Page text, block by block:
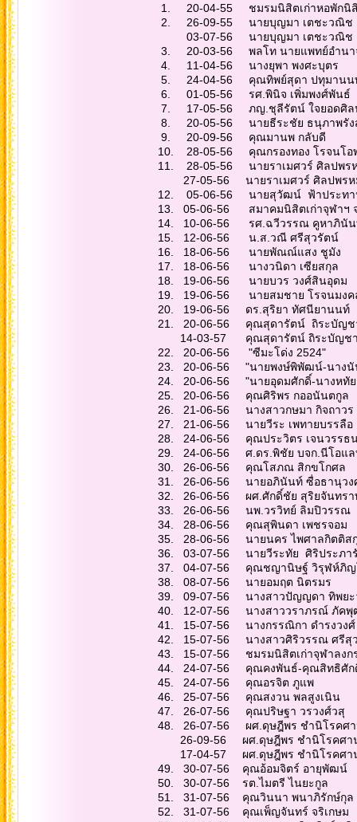
1. 20-04-55 ชมรมนิสิตเก่าห
2. 26-09-55 นายบุ
03-07-56 นายบุญ
3. 20-03-56 พลโท
4. 11-04-56 นาง
5. 24-04-56 คุณทิ
6. 01-05-56 รศ.พิ
7. 17-05-56 ภญ.ชุ
8. 20-05-56 นายธี
9. 20-09-56 คุณ
10. 28-05-56 คุณกรอ
11. 28-05-56 นายร
27-05-56 นายราเ
12. 05-06-56 นาย
13. 05-06-56 สมาคม
14. 10-06-56 รศ.
15. 12-06-56 น.
16. 18-06-56 นา
17. 18-06-56 นา
18. 19-06-56 นาย
19. 19-06-56 นาย
20. 19-06-56 ดร.
21. 20-06-56 คุณสุด
14-03-57 คุณสุดารั
22. 20-06-56 "ซี
23. 20-06-56 "นายพงษ์พิพัฒ
24. 20-06-56 "นายอุดมศักดิ์-น
25. 20-06-56 คุณ
26. 21-06-56 นาง
27. 21-06-56 นายวี
28. 24-06-56 คุณปร
29. 24-06-56 ศ.ดร.พิชัย
30. 26-06-56 คุณโ
31. 26-06-56 นาย
32. 26-06-56 ผศ.ศั
33. 26-06-56 นพ.
34. 28-06-56 คุณ
35. 28-06-56 นาย
36. 03-07-56 นายวีระทัย ศิ
37. 04-07-56 คุณ
38. 08-07-56 นา
39. 09-07-56 นางส
40. 12-07-56 นางส
41. 15-07-56 นาง
42. 15-07-56 นางสา
43. 15-07-56 ชมรมนิสิตเก่า
44. 24-07-56 คุณคงพัน
45. 24-07-56
46. 25-07-56 คุณ
47. 26-07-56 คุณ
48. 26-07-56 ผศ.ดุษ
26-09-56 ผศ.ดุษฎีพ
17-04-57 ผศ.ดุษฎีพ
49. 30-07-56 คุณอ้
50. 30-07-56 รต
51. 31-07-56 คุณวิ
52. 31-07-56 คุณเ